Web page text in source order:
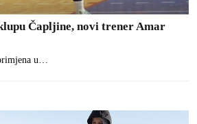
Čapljine, novi trener Amar
u…